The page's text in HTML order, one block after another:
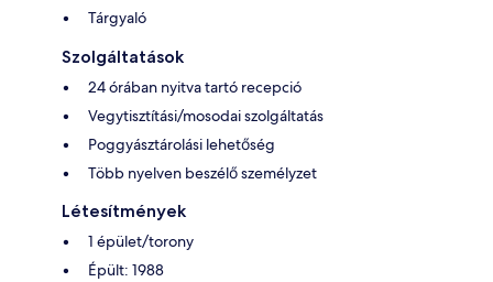
Tárgyaló
Szolgáltatások
24 órában nyitva tartó recepció
Vegytisztítási/mosodai szolgáltatás
Poggyásztárolási lehetőség
Több nyelven beszélő személyzet
Létesítmények
1 épület/torony
Épült: 1988